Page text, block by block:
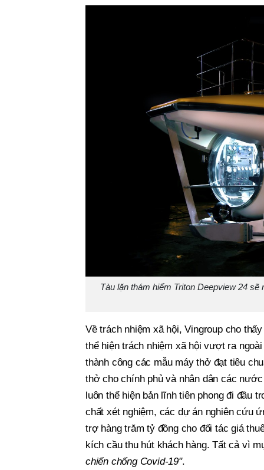
Tàu lặn thám hiểm Triton Deepview 24
Về trách nhiệm xã hội, Vingroup cho
thể hiện trách nhiệm xã hội vượt ra
thành công các mẫu máy thở đạt tiêu
thở cho chính phủ và nhân dân các
luôn thể hiện bản lĩnh tiên phong đi đầu
chất xét nghiệm, các dự án nghiên cứu
trợ hàng trăm tỷ đồng cho đối tác giá
kích cầu thu hút khách hàng. Tất cả vì
chiến chống Covid-19".